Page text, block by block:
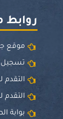
روابط
موقع
تسجيل
التقدم
بوابة